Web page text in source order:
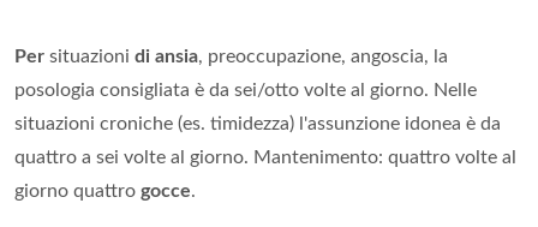
Per situazioni di ansia, preoccupazione, angoscia, la
posologia consigliata è da sei/otto volte al giorno. Nelle
situazioni croniche (es. timidezza) l'assunzione idonea è da
quattro a sei volte al giorno. Mantenimento: quattro volte al
giorno quattro gocce.